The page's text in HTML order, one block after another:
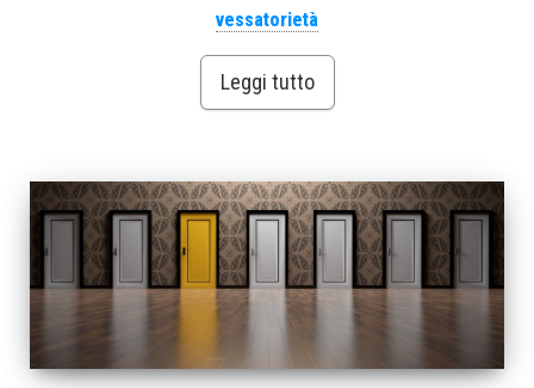
vessatorietà
Leggi tutto